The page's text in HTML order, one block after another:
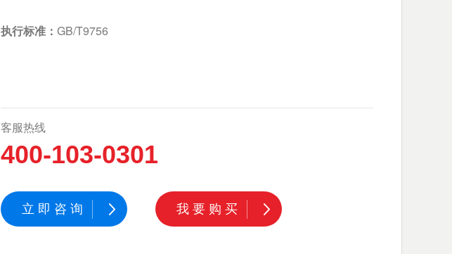
执行标准： GB/T9756
客服热线
400-103-0301
立即咨询 我要购买